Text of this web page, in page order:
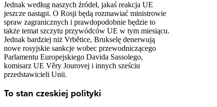
Jednak według naszych źródeł, jakaś reakcja UE
jeszcze nastąpi. O Rosji będą rozmawiać ministrowie
spraw zagranicznych i prawdopodobnie będzie to
także temat szczytu przywódców UE w tym miesiącu.
Jednak bardziej niż Vrbětice, Brukselę denerwują
nowe rosyjskie sankcje wobec przewodniczącego
Parlamentu Europejskiego Davida Sassolego,
komisarz UE Věry Jourovej i innych sześciu
przedstawicieli Unii.
To stan czeskiej polityki